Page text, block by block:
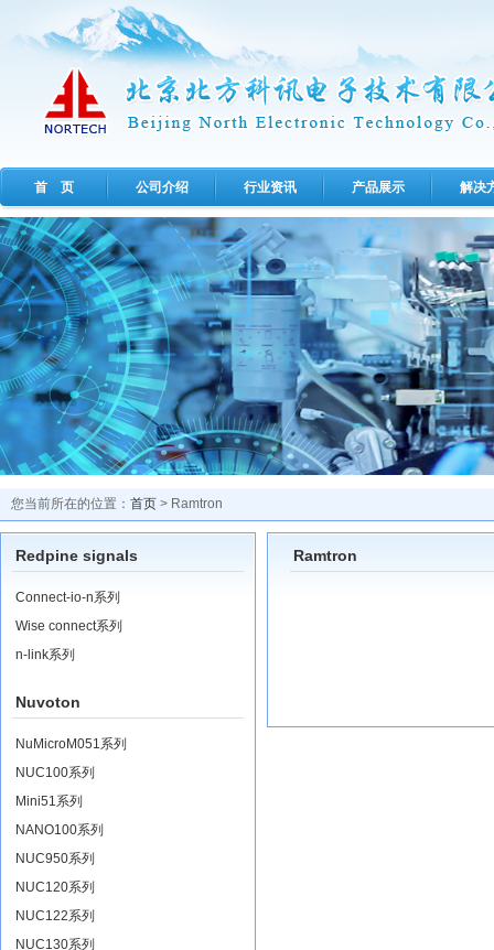
首 页 公司介绍 行业资讯 产品展示 解决
您当前所在的位置： 首页 > Ramtron
Redpine signals
Connect-io-n系列
Wise connect系列
n-link系列
Nuvoton
NuMicroM051系列
NUC100系列
Mini51系列
NANO100系列
NUC950系列
NUC120系列
NUC122系列
NUC130系列
Ramtron